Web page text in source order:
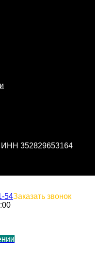
ИНН 352829653164
54Заказать звонок